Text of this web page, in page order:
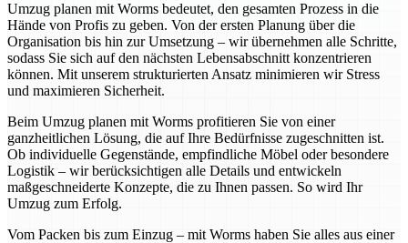
Umzug planen mit Worms bedeutet, den gesamten Prozess in die
Hände von Profis zu geben. Von der ersten Planung über die
Organisation bis hin zur Umsetzung – wir übernehmen alle Schritte,
sodass Sie sich auf den nächsten Lebensabschnitt konzentrieren
können. Mit unserem strukturierten Ansatz minimieren wir Stress
und maximieren Sicherheit.
Beim Umzug planen mit Worms profitieren Sie von einer
ganzheitlichen Lösung, die auf Ihre Bedürfnisse zugeschnitten ist.
Ob individuelle Gegenstände, empfindliche Möbel oder besondere
Logistik – wir berücksichtigen alle Details und entwickeln
maßgeschneiderte Konzepte, die zu Ihnen passen. So wird Ihr
Umzug zum Erfolg.
Vom Packen bis zum Einzug – mit Worms haben Sie alles aus einer